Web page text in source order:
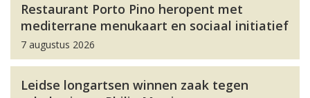
Restaurant Porto Pino heropent met
mediterrane menukaart en sociaal initiatief
7 augustus 2026
Leidse longartsen winnen zaak tegen